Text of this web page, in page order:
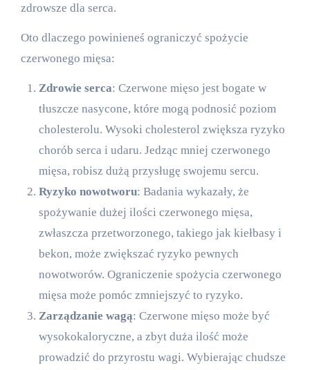
zdrowsze dla serca.
Oto dlaczego powinieneś ograniczyć spożycie
czerwonego mięsa:
Zdrowie serca: Czerwone mięso jest bogate w
tłuszcze nasycone, które mogą podnosić poziom
cholesterolu. Wysoki cholesterol zwiększa ryzyko
chorób serca i udaru. Jedząc mniej czerwonego
mięsa, robisz dużą przysługę swojemu sercu.
Ryzyko nowotworu: Badania wykazały, że
spożywanie dużej ilości czerwonego mięsa,
zwłaszcza przetworzonego, takiego jak kiełbasy i
bekon, może zwiększać ryzyko pewnych
nowotworów. Ograniczenie spożycia czerwonego
mięsa może pomóc zmniejszyć to ryzyko.
Zarządzanie wagą: Czerwone mięso może być
wysokokaloryczne, a zbyt duża ilość może
prowadzić do przyrostu wagi. Wybierając chudsze